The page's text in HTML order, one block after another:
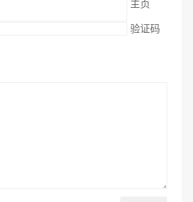
主页
验证码